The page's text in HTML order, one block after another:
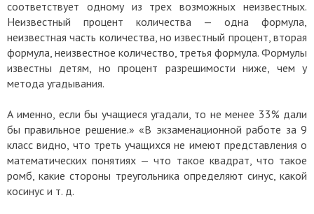
соответствует одному из трех возможных неизвестных.
Неизвестный процент количества — одна формула,
неизвестная часть количества, но известный процент, вторая
формула, неизвестное количество, третья формула. Формулы
известны детям, но процент разрешимости ниже, чем у
метода угадывания.
А именно, если бы учащиеся угадали, то не менее 33% дали
бы правильное решение.» «В экзаменационной работе за 9
класс видно, что треть учащихся не имеют представления о
математических понятиях — что такое квадрат, что такое
ромб, какие стороны треугольника определяют синус, какой
косинус и т. д.